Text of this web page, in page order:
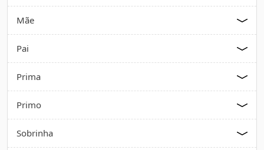
Mãe
Pai
Prima
Primo
Sobrinha